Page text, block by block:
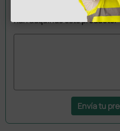
Envía ahora mismo tu
han adquirido este producto.
Envía tu